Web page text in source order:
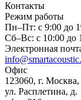
Контакты
Режим работы
Пн–Пт: с 9:00 до
Сб–Вс: с 10:00 до
Электронная
Офис
123060, г. Москва,
ул. Расплетина, д.